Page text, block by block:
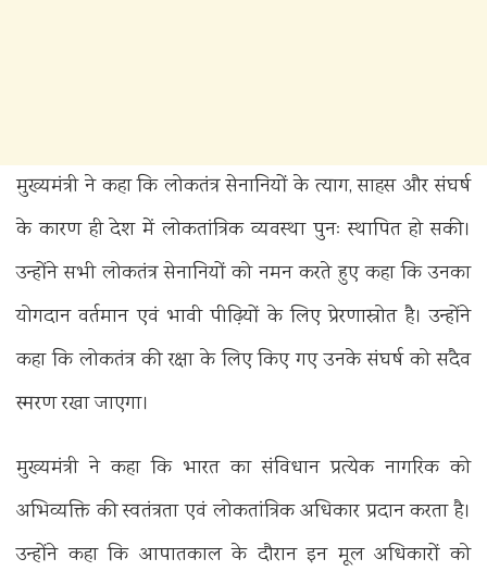
मुख्यमंत्री ने कहा कि लोकतंत्र सेनानियों के त्याग, साहस और संघर्ष
के कारण ही देश में लोकतांत्रिक व्यवस्था पुनः स्थापित हो सकी।
उन्होंने सभी लोकतंत्र सेनानियों को नमन करते हुए कहा कि उनका
योगदान वर्तमान एवं भावी पीढ़ियों के लिए प्रेरणास्रोत है। उन्होंने
कहा कि लोकतंत्र की रक्षा के लिए किए गए उनके संघर्ष को सदैव
स्मरण रखा जाएगा।
मुख्यमंत्री ने कहा कि भारत का संविधान प्रत्येक नागरिक को
अभिव्यक्ति की स्वतंत्रता एवं लोकतांत्रिक अधिकार प्रदान करता है।
उन्होंने कहा कि आपातकाल के दौरान इन मूल अधिकारों को